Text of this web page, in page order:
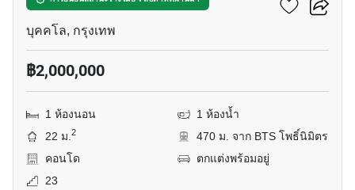
บุคคโล, กรุงเทพ
฿2,000,000
1 ห้องนอน
1 ห้องน้ำ
22 ม.2
470 ม. จาก BTS โพธิ์นิมิตร
คอนโด
ตกแต่งพร้อมอยู่
23